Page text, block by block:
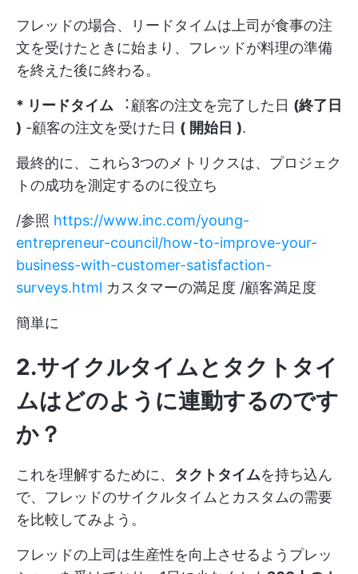
フレッドの場合、リードタイムは上司が食事の注
文を受けたときに始まり、フレッドが料理の準備
を終えた後に終わる。
* リードタイム ︓顧客の注文を完了した日 (終了日
) -顧客の注文を受けた日 ( 開始日 ).
最終的に、これら3つのメトリクスは、プロジェク
トの成功を測定するのに役立ち
/参照 https://www.inc.com/young-
entrepreneur-council/how-to-improve-your-
business-with-customer-satisfaction-
surveys.html カスタマーの満足度 /顧客満足度
簡単に
2.サイクルタイムとタクトタイ
ムはどのように連動するのです
か？
これを理解するために、 タクトタイムを持ち込ん
で、フレッドのサイクルタイムとカスタムの需要
を比較してみよう。
フレッドの上司は生産性を向上させるようプレッ